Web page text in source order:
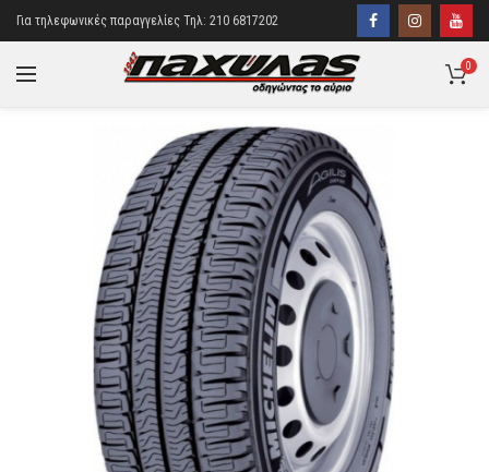
Για τηλεφωνικές παραγγελίες Τηλ: 210 6817202
0